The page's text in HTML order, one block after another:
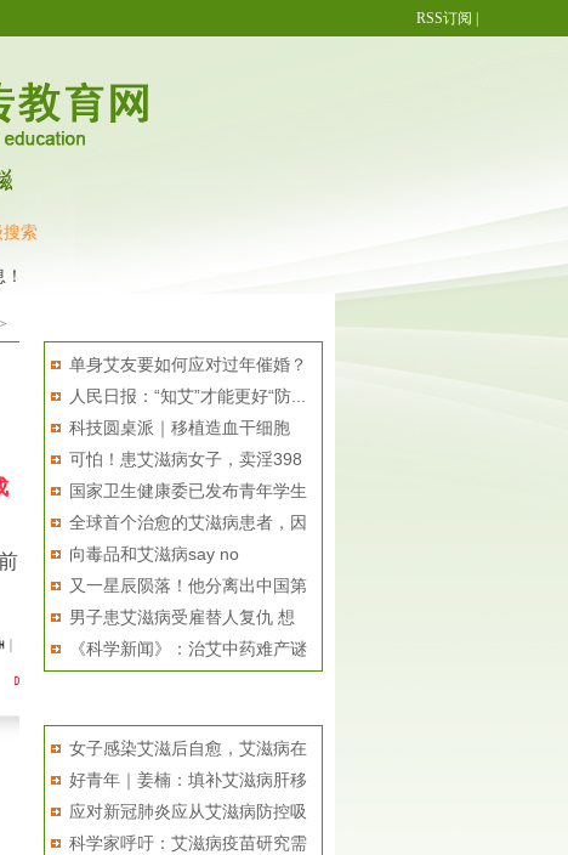
RSS订阅
搜索
滋病检测试纸 艾滋病试纸怎么用
单身艾友要如何应对过年催婚？
人民日报：“知艾”才能更好“防...
科技圆桌派｜移植造血干细胞
能“...
可怕！患艾滋病女子，卖淫398
元...
国家卫生健康委已发布青年学生
防...
全球首个治愈的艾滋病患者，因
癌...
向毒品和艾滋病say no
又一星辰陨落！他分离出中国第
一...
男子患艾滋病受雇替人复仇 想
用...
《科学新闻》：治艾中药难产谜
女子感染艾滋后自愈，艾滋病在
不...
好青年｜姜楠：填补艾滋病肝移
植...
应对新冠肺炎应从艾滋病防控吸
取...
科学家呼吁：艾滋病疫苗研究需
>